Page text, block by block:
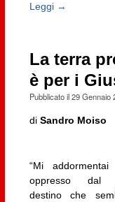
Leggi →
La terra
è per i
Pubblicato il29 Gennaio
di Sandro Moiso
“Mi addormentai
oppresso dal
destino che